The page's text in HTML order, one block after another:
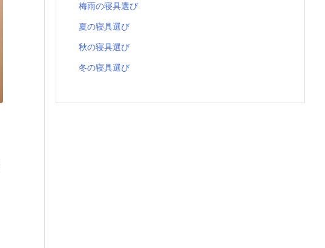
梅雨の寝具選び
夏の寝具選び
秋の寝具選び
冬の寝具選び